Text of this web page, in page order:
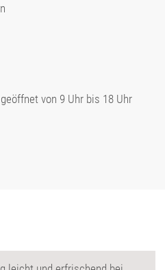
von 9 Uhr bis 18 Uhr